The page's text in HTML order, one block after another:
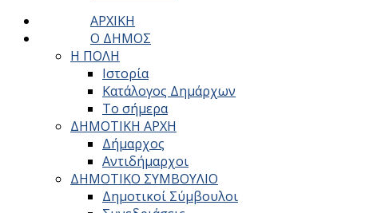
ΑΡΧΙΚΗ
Ο ΔΗΜΟΣ
Η ΠΟΛΗ
Ιστορία
Κατάλογος Δημάρχων
Το σήμερα
ΔΗΜΟΤΙΚΗ ΑΡΧΗ
Δήμαρχος
Αντιδήμαρχοι
ΔΗΜΟΤΙΚΟ ΣΥΜΒΟΥΛΙΟ
Δημοτικοί Σύμβουλοι